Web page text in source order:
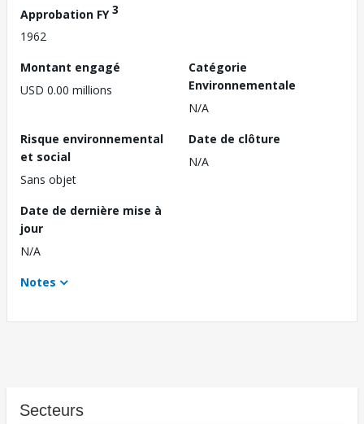
Approbation FY3
1962
Montant engagé
USD 0.00 millions
Catégorie
Environnementale
N/A
Risque environnemental
et social
Sans objet
Date de clôture
N/A
Date de dernière mise à
jour
N/A
Notes
Secteurs